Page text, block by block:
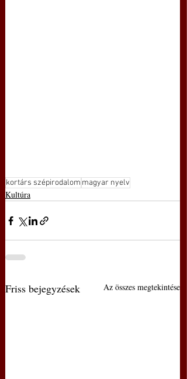
kortárs szépirodalom magyar nyelv
Kultúra
Friss bejegyzések Az összes megtekintése